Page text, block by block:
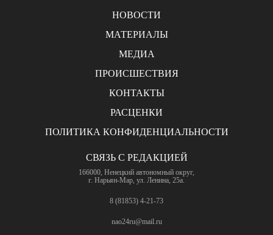
НОВОСТИ
МАТЕРИАЛЫ
МЕДИА
ПРОИСШЕСТВИЯ
КОНТАКТЫ
РАСЦЕНКИ
ПОЛИТИКА КОНФИДЕНЦИАЛЬНОСТИ
СВЯЗЬ С РЕДАКЦИЕЙ
166000, Ненецкий автономный округ,
г. Нарьян-Мар, ул. Ленина, 25а.
8 (81853) 4-21-73
nao24ru@mail.ru